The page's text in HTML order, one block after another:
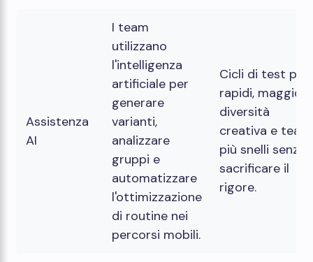
Assistenza
AI
I team
utilizzano
l'intelligenza
artificiale per
generare
varianti,
analizzare
gruppi e
automatizzare
l'ottimizzazione
di routine nei
percorsi mobili.
Cicli di test più
rapidi, maggiore
diversità
creativa e team
più snelli senza
sacrificare il
rigore.